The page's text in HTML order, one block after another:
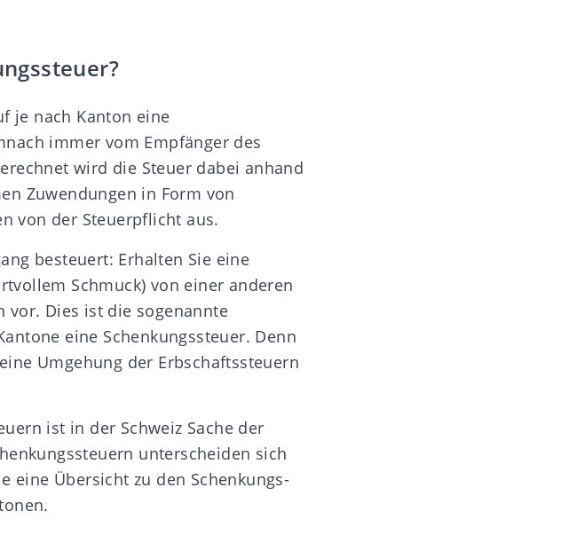
je nach Kanton eine
immer vom Empfänger des
wird die Steuer dabei anhand
Zuwendungen in Form von
von der Steuerpflicht aus.
besteuert: Erhalten Sie eine
Schmuck) von einer anderen
vor. Dies ist die sogenannte
eine Schenkungssteuer. Denn
Umgehung der Erbschaftssteuern
ist in der Schweiz Sache der
unterscheiden sich
eine Übersicht zu den Schenkungs-